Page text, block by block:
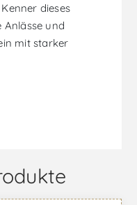
dieses
Anlässe und
mit starker